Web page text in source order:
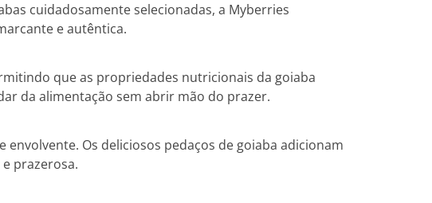
cuidadosamente selecionadas, a Myberries
e autêntica.
que as propriedades nutricionais da goiaba
da alimentação sem abrir mão do prazer.
Os deliciosos pedaços de goiaba adicionam
prazerosa.